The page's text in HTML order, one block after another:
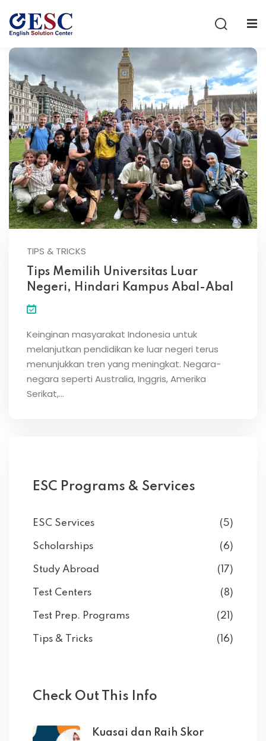
TIPS & TRICKS
Tips Memilih Universitas Luar
Negeri, Hindari Kampus Abal-Abal
Keinginan masyarakat Indonesia untuk
melanjutkan pendidikan ke luar negeri terus
menunjukkan tren yang meningkat. Negara-
negara seperti Australia, Inggris, Amerika
Serikat,…
ESC Programs & Services
ESC Services (5)
Scholarships (6)
Study Abroad (17)
Test Centers (8)
Test Prep. Programs (21)
Tips & Tricks (16)
Check Out This Info
Kuasai dan Raih Skor
Sign in
Don’t have an account?Sign up
Remember me Lost your password?